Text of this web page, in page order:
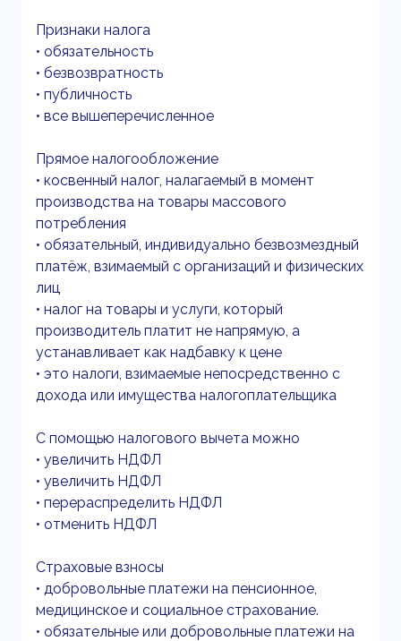
Признаки налога
• обязательность
• безвозвратность
• публичность
• все вышеперечисленное
Прямое налогообложение
• косвенный налог, налагаемый в момент
производства на товары массового
потребления
• обязательный, индивидуально безвозмездный
платёж, взимаемый с организаций и физических
лиц
• налог на товары и услуги, который
производитель платит не напрямую, а
устанавливает как надбавку к цене
• это налоги, взимаемые непосредственно с
дохода или имущества налогоплательщика
С помощью налогового вычета можно
• увеличить НДФЛ
• увеличить НДФЛ
• перераспределить НДФЛ
• отменить НДФЛ
Страховые взносы
• добровольные платежи на пенсионное,
медицинское и социальное страхование.
• обязательные или добровольные платежи на